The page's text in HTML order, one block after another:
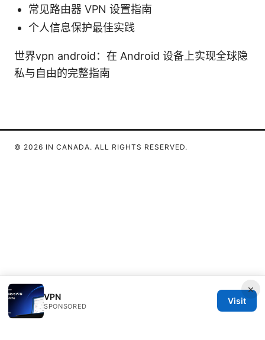
常见路由器 VPN 设置指南
个人信息保护最佳实践
世界vpn android：在 Android 设备上实现全球隐
私与自由的完整指南
×
VPN
SPONSORED
Visit
© 2026 IN CANADA. ALL RIGHTS RESERVED.